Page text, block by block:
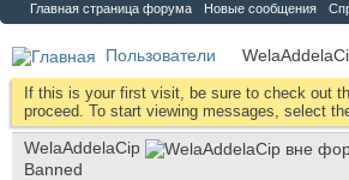
Главная страница форума Новые сообщения
Пользователи
If this is your first visit, be sure to check out
proceed. To start viewing messages, select
WelaAddelaCip
Banned